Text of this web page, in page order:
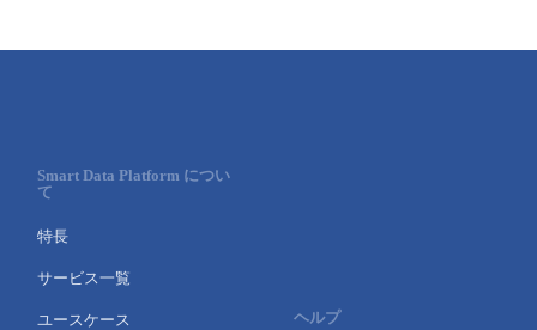
Smart Data Platform につい
て
特長
サービス一覧
ユースケース ヘルプ